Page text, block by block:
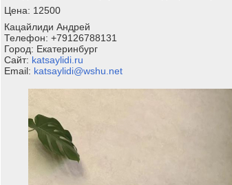
Цена: 12500
Кацайлиди Андрей
Телефон: +79126788131
Город: Екатеринбург
Сайт: katsaylidi.ru
Email: katsaylidi@wshu.net